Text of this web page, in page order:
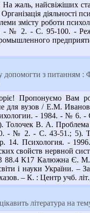
жаль, найсвіжіших
Організація
змісту роботи
- № 2. - С. 95-100. -
з питанням :
Пропонуємо Вам
для вузов / Е.М.
- 1984. - № 6. -
В. А. Проблема
- № 2. - С. 43-51.; 5).
14. Психология. -
свойств нервной
88.4 К17 Калюжна Є.
і науки України. –
– К. : Центр учб.
література на